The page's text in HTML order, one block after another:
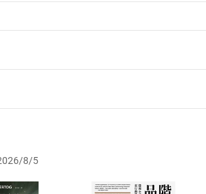
段暨通訊交易解除權合理例外情事適用
知悉本店鋪所銷售之商品為電子書，
退款。
購物車 登入帳號
8/5